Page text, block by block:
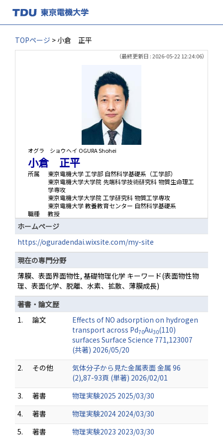
TOPページ > 小倉 正平
（最終更新日 : 2026-05-22 12:24:06）
オグラ ショウヘイ OGURA Shohei
小倉 正平
所属
東京電機大学 工学部 自然科学基礎系（工学部）
東京電機大学大学院 先端科学技術研究科 物質生命理工
学専攻
東京電機大学大学院 工学研究科 物質工学専攻
東京電機大学 教養教育センター 自然科学基礎系
職種
教授
ホームページ
https://oguradendai.wixsite.com/my-site
現在の専門分野
薄膜、表面界面物性, 基礎物理化学 キーワード(表面物性物
理、表面化学、脱離、水素、拡散、薄膜成長)
著書・論文歴
1.
論文
Effects of NO adsorption on hydrogen
transport across Pd70Au30(110)
surfaces Surface Science 771,123007
(共著) 2026/05/20
2.
その他
気体分子から見た金属表面 金属 96
(2),87-93頁 (単著) 2026/02/01
3.
著書
物理実験2025 2025/03/30
4.
著書
物理実験2024 2024/03/30
5.
著書
物理実験2023 2023/03/30